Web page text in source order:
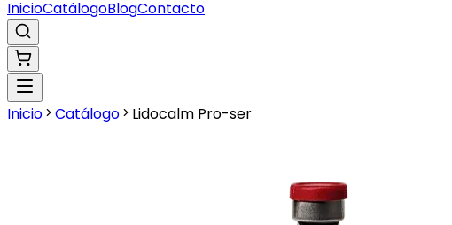
InicioCatálogoBlogContacto
Inicio Catálogo Lidocalm Pro-ser